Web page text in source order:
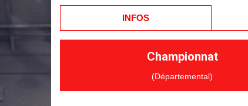
INFOS
Championnat
(Départemental)